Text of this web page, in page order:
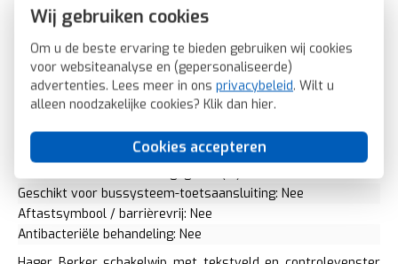
Wij gebruiken cookies
Om u de beste ervaring te bieden gebruiken wij cookies
voor websiteanalyse en (gepersonaliseerde)
advertenties. Lees meer in ons privacybeleid. Wilt u
alleen noodzakelijke cookies? Klik dan hier.
Cookies accepteren
Bevestigingswijze: Inklemmen (snap)
Opdruk/indicatie: Geen
Controlevenster/verlicht: Ja
RAL-nummer (vergelijkbaar): 7021
Slagvastheid: IK05
Met indicatieveld: Ja
Met verwisselbare lens/symbool: Nee
Uitvoering oppervlakte: Mat
Geschikt voor bussysteem-toetsaansluiting: Nee
Aftastsymbool / barrièrevrij: Nee
Antibacteriële behandeling: Nee